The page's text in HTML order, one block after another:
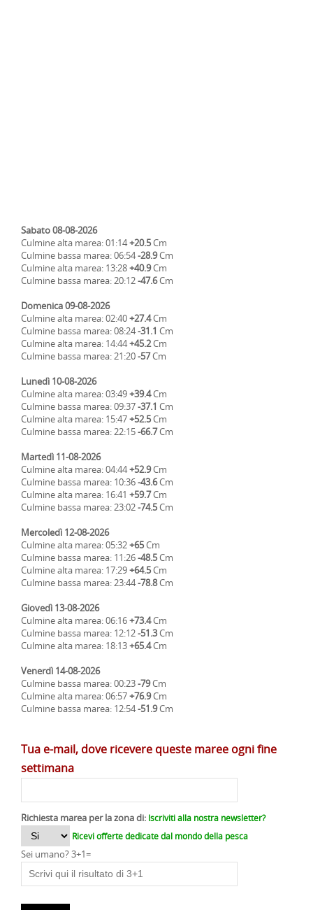
Sabato 08-08-2026
Culmine alta marea: 01:14+20.5Cm
Culmine bassa marea: 06:54-28.9Cm
Culmine alta marea: 13:28+40.9Cm
Culmine bassa marea: 20:12-47.6Cm
Domenica 09-08-2026
Culmine alta marea: 02:40+27.4Cm
Culmine bassa marea: 08:24-31.1 Cm
Culmine alta marea: 14:44+45.2Cm
Culmine bassa marea: 21:20-57Cm
Lunedì 10-08-2026
Culmine alta marea: 03:49+39.4Cm
Culmine bassa marea: 09:37-37.1 Cm
Culmine alta marea: 15:47+52.5Cm
Culmine bassa marea: 22:15-66.7Cm
Martedì 11-08-2026
Culmine alta marea: 04:44+52.9Cm
Culmine bassa marea: 10:36-43.6Cm
Culmine alta marea: 16:41 +59.7Cm
Culmine bassa marea: 23:02-74.5Cm
Mercoledì 12-08-2026
Culmine alta marea: 05:32+65Cm
Culmine bassa marea: 11:26-48.5Cm
Culmine alta marea: 17:29+64.5Cm
Culmine bassa marea: 23:44-78.8Cm
Giovedì 13-08-2026
Culmine alta marea: 06:16+73.4Cm
Culmine bassa marea: 12:12-51.3Cm
Culmine alta marea: 18:13+65.4Cm
Venerdì 14-08-2026
Culmine bassa marea: 00:23-79Cm
Culmine alta marea: 06:57+76.9Cm
Culmine bassa marea: 12:54-51.9Cm
Tua e-mail, dove ricevere queste maree ogni fine
settimana
Richiesta marea per la zona di: Iscriviti alla nostra newsletter?
Ricevi offerte dedicate dal mondo della pesca
Sei umano? 3+1=